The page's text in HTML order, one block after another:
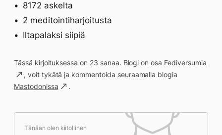
8172 askelta
2 meditointiharjoitusta
Iltapalaksi siipiä
Tässä kirjoituksessa on 23 sanaa. Blogi on osa Fediversumia
, voit tykätä ja kommentoida seuraamalla blogia
Mastodonissa
.
Tänään olen kiitollinen